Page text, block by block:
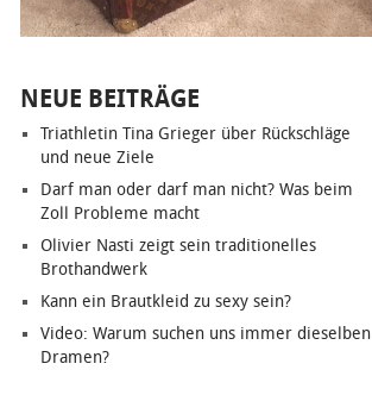
NEUE BEITRÄGE
Triathletin Tina Grieger über Rückschläge
und neue Ziele
Darf man oder darf man nicht? Was beim
Zoll Probleme macht
Olivier Nasti zeigt sein traditionelles
Brothandwerk
Kann ein Brautkleid zu sexy sein?
Video: Warum suchen uns immer dieselben
Dramen?